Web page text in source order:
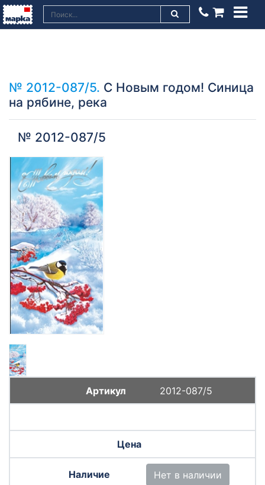
№ 2012-087/5. С Новым годом! Синица
на рябине, река
№ 2012-087/5
2012-087/5
Нет в наличии